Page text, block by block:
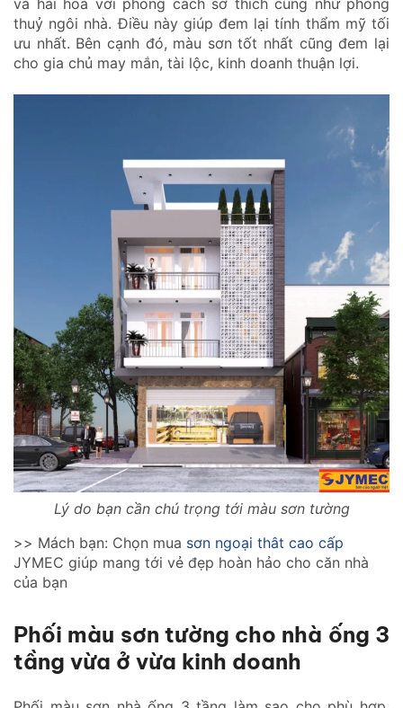
thuỷ ngôi nhà. Điều này giúp đem lại tính thẩm mỹ tối
ưu nhất. Bên cạnh đó, màu sơn tốt nhất cũng đem lại
cho gia chủ may mắn, tài lộc, kinh doanh thuận lợi.
Lý do bạn cần chú trọng tới màu sơn tường
>> Mách bạn: Chọn mua sơn ngoại thât cao cấp
JYMEC giúp mang tới vẻ đẹp hoàn hảo cho căn nhà
của bạn
Phối màu sơn tường cho nhà ống 3
tầng vừa ở vừa kinh doanh